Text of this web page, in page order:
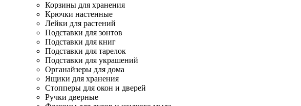
Корзины для хранения
Крючки настенные
Лейки для растений
Подставки для зонтов
Подставки для книг
Подставки для тарелок
Подставки для украшений
Органайзеры для дома
Ящики для хранения
Стопперы для окон и дверей
Ручки дверные